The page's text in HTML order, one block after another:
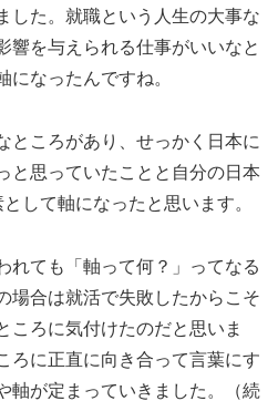
した。就職という人生の大事な
響を与えられる仕事がいいなと
になったんですね。
ところがあり、せっかく日本に
と思っていたことと自分の日本
して軸になったと思います。
れても「軸って何？」ってなる
場合は就活で失敗したからこそ
ころに気付けたのだと思いま
ろに正直に向き合って言葉にす
軸が定まっていきました。（続